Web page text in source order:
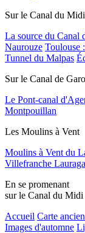
Sur le Canal du Midi
La source du Canal
Naurouze Toulouse
Tunnel du Malpas
Sur le Canal de
Le Pont-canal
Montpouillan
Les Moulins à Vent
Moulins à Vent du
Villefranche
En se promenant
sur le Canal du Midi
Accueil Carte
Images d'automne